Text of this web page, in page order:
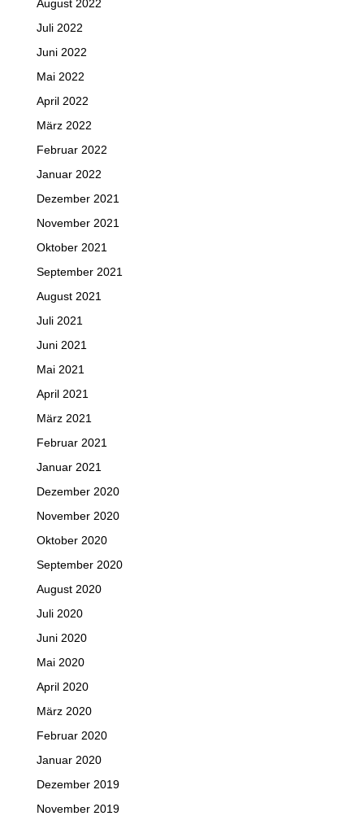
August 2022
Juli 2022
Juni 2022
Mai 2022
April 2022
März 2022
Februar 2022
Januar 2022
Dezember 2021
November 2021
Oktober 2021
September 2021
August 2021
Juli 2021
Juni 2021
Mai 2021
April 2021
März 2021
Februar 2021
Januar 2021
Dezember 2020
November 2020
Oktober 2020
September 2020
August 2020
Juli 2020
Juni 2020
Mai 2020
April 2020
März 2020
Februar 2020
Januar 2020
Dezember 2019
November 2019